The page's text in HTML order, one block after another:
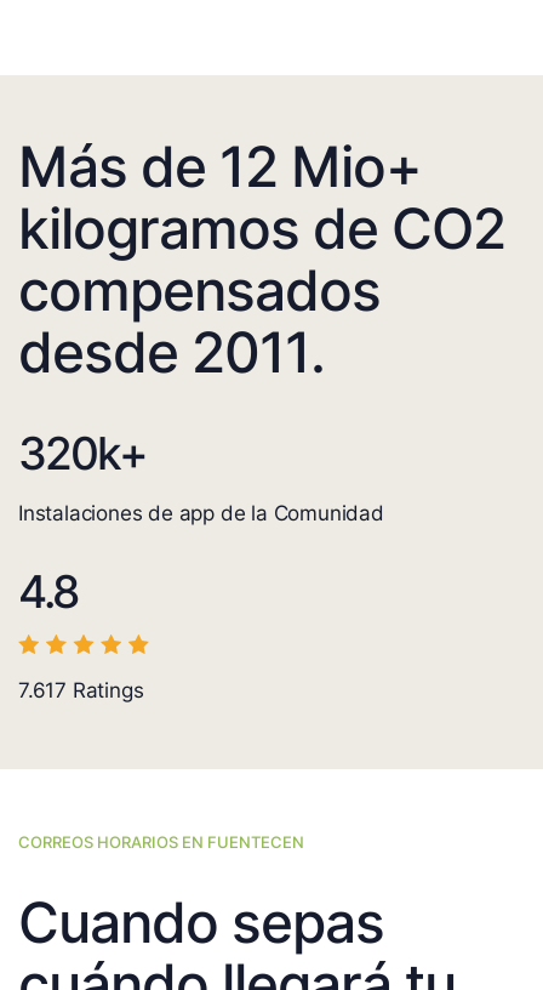
Más de 12 Mio+
kilogramos de CO2
compensados
desde 2011.
320k+
Instalaciones de app de la Comunidad
4.8
7.617 Ratings
CORREOS HORARIOS EN FUENTECEN
Cuando sepas